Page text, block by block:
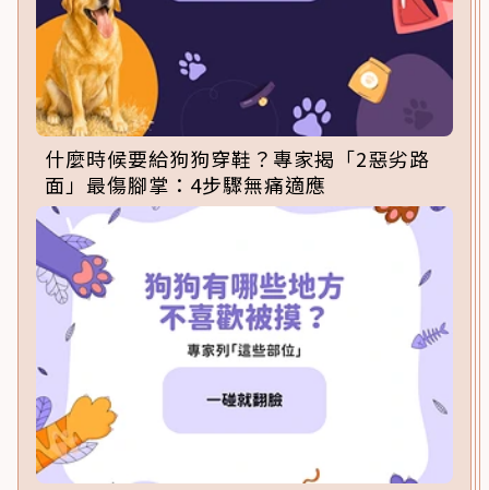
什麼時候要給狗狗穿鞋？專家揭「2惡劣路
面」最傷腳掌：4步驟無痛適應